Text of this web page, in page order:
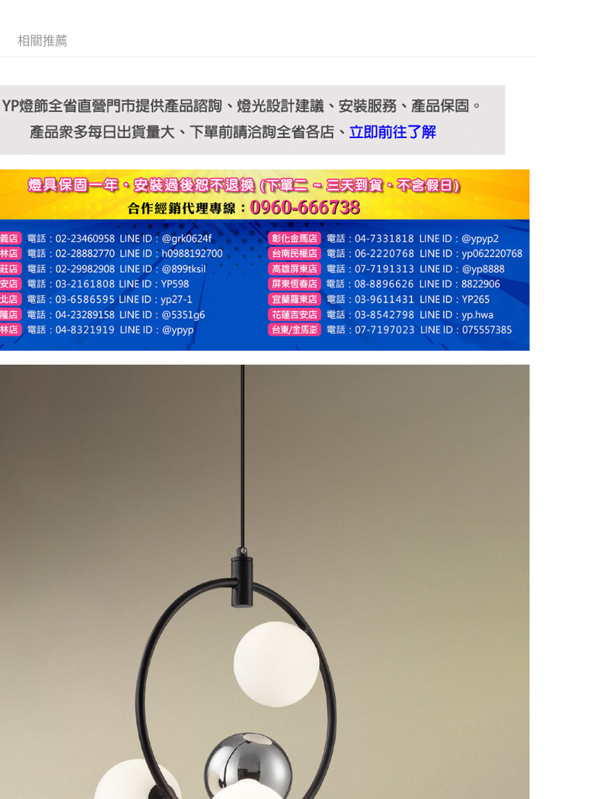
相關推薦